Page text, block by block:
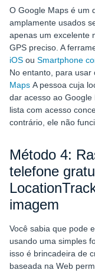
O Google Maps é um
amplamente usados
apenas um excelente
GPS preciso. A
iOS ou Smartphone
No entanto, para usar
Maps A pessoa cuja
dar acesso ao
lista com acesso
contrário, ele não
Método 4:
telefone
imagem
Você sabia que pode
usando uma simples
isso é brincadeira de
baseada na Web